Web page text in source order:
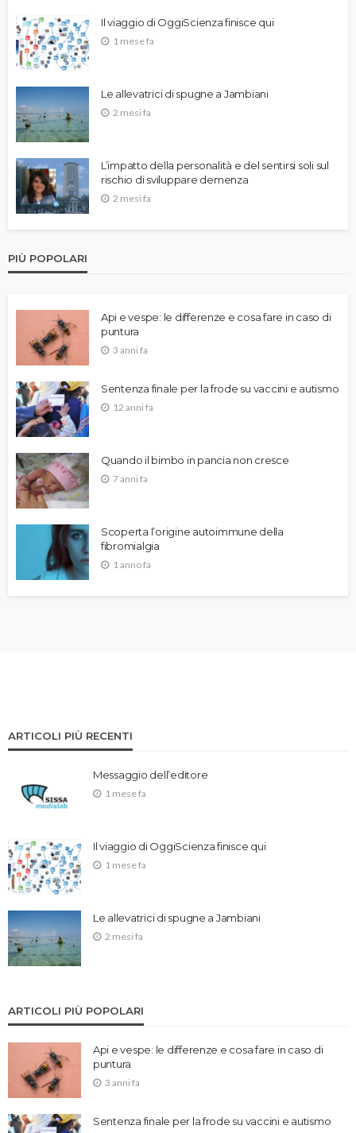
Il viaggio di OggiScienza finisce qui
1 mese fa
Le allevatrici di spugne a Jambiani
2 mesi fa
L’impatto della personalità e del sentirsi soli sul
rischio di sviluppare demenza
2 mesi fa
PIÙ POPOLARI
Api e vespe: le differenze e cosa fare in caso di
puntura
3 anni fa
Sentenza finale per la frode su vaccini e autismo
12 anni fa
Quando il bimbo in pancia non cresce
7 anni fa
Scoperta l’origine autoimmune della
fibromialgia
1 anno fa
ARTICOLI PIÙ RECENTI
Messaggio dell’editore
1 mese fa
Il viaggio di OggiScienza finisce qui
1 mese fa
Le allevatrici di spugne a Jambiani
2 mesi fa
ARTICOLI PIÙ POPOLARI
Api e vespe: le differenze e cosa fare in caso di
puntura
3 anni fa
Sentenza finale per la frode su vaccini e autismo